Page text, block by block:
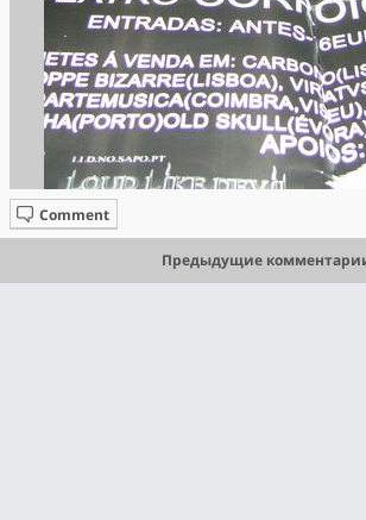
Comment
Предыдущие